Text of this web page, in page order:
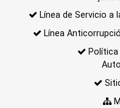
Línea de Servicio a
Línea